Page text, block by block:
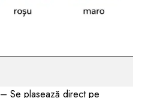
– Se plasează direct pe